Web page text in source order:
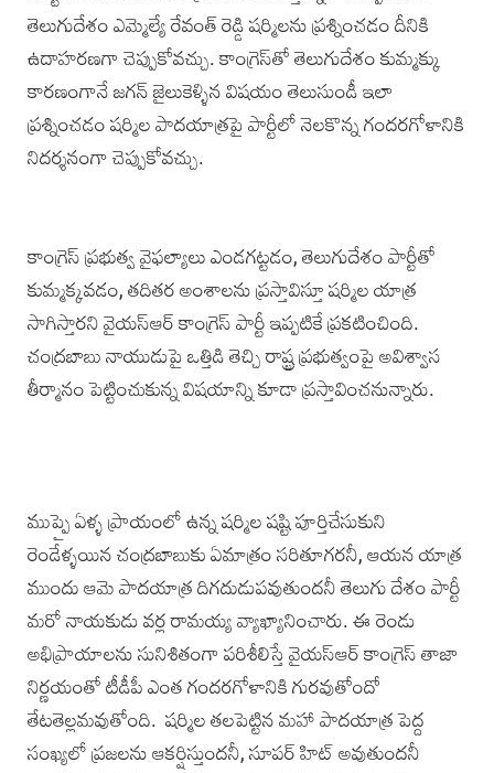
తెలుగుదేశం ఎమ్మెల్యే రేవంత్ రెడ్డి షర్మిలను ప్రశ్నించడం దీనికి
ఉదాహరణగా చెప్పుకోవచ్చు. కాంగ్రెస్‌తో తెలుగుదేశం కుమ్మక్కు
కారణంగానే జగన్ జైలుకెళ్ళిన విషయం తెలుసుండీ ఇలా
ప్రశ్నించడం షర్మిల పాదయాత్రపై పార్టీలో నెలకొన్న గందరగోళానికి
నిదర్శనంగా చెప్పుకోవచ్చు.
కాంగ్రెస్ ప్రభుత్వ వైఫల్యాలు ఎండగట్టడం, తెలుగుదేశం పార్టీతో
కుమ్మక్కవడం, తదితర అంశాలను ప్రస్తావిస్తూ షర్మిల యాత్ర
సాగిస్తారని వైయస్ఆర్ కాంగ్రెస్ పార్టీ ఇప్పటికే ప్రకటించింది.
చంద్రబాబు నాయుడుపై ఒత్తిడి తెచ్చి రాష్ట్ర ప్రభుత్వంపై అవిశ్వాస
తీర్మానం పెట్టించుకున్న విషయాన్ని కూడా ప్రస్తావించనున్నారు.
ముప్పై ఏళ్ళ ప్రాయంలో ఉన్న షర్మిల షష్టి పూర్తిచేసుకుని
రెండేళ్ళయిన చంద్రబాబుకు ఏమాత్రం సరితూగరనీ, ఆయన యాత్ర
ముందు ఆమె పాదయాత్ర దిగదుడుపవుతుందనీ తెలుగు దేశం పార్టీ
మరో నాయకుడు వర్ల రామయ్య వ్యాఖ్యానించారు. ఈ రెండు
అభిప్రాయాలను సునిశితంగా పరిశీలిస్తే వైయస్ఆర్ కాంగ్రెస్ తాజా
నిర్ణయంతో టీడీపీ ఎంత గందరగోళానికి గురవుతోందో
తేటతెల్లమవుతోంది. షర్మిల తలపెట్టిన మహా పాదయాత్ర పెద్ద
సంఖ్యలో ప్రజలను ఆకర్షిస్తుందనీ, సూపర్ హిట్ అవుతుందనీ